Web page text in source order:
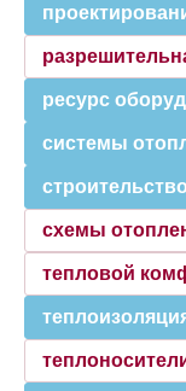
ресурс
системы
строительство
схемы
тепловой